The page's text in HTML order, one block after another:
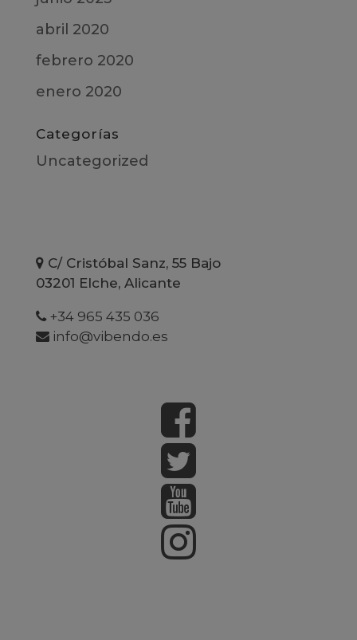
abril 2020
febrero 2020
enero 2020
Categorías
Uncategorized
C/ Cristóbal Sanz, 55 Bajo
03201 Elche, Alicante
+34 965 435 036
info@vibendo.es